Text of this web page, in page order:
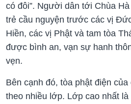
có đôi”. Người dân tới Chùa
trẻ cầu nguyện trước các vị
Hiền, các vị Phật và tam tòa
được bình an, vạn sự hanh
vẹn.
Bên cạnh đó, tòa phật điện
theo nhiều lớp. Lớp cao nhất là